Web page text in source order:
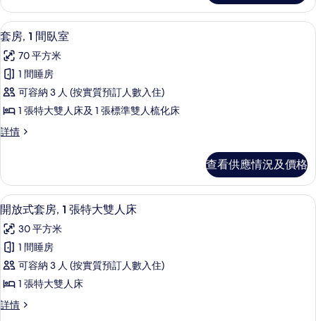
片
加
大
雙
人
床,
城
市
相
片
2
張
加
雙
人
城
市
詳
載
入
所
有
套
房,
1
臥
室
的
相
片
羽絨被、特厚豪華床墊、房內夾萬、書
7
套房, 1 間臥室
70 平方米
1 間睡房
可容納 3 人 (按實質預訂人數入住)
1 張特大雙人床及 1 張標準雙人梳化床
詳情
套
臥
室
詳
情
查看供應情況及價格
載
入
所
有
開
放
式
羽絨被、特厚豪華床墊、房內夾萬、書
5
開放式套房, 1 張特大雙人床
30 平方米
1 間睡房
可容納 3 人 (按實質預訂人數入住)
1 張特大雙人床
詳情
開